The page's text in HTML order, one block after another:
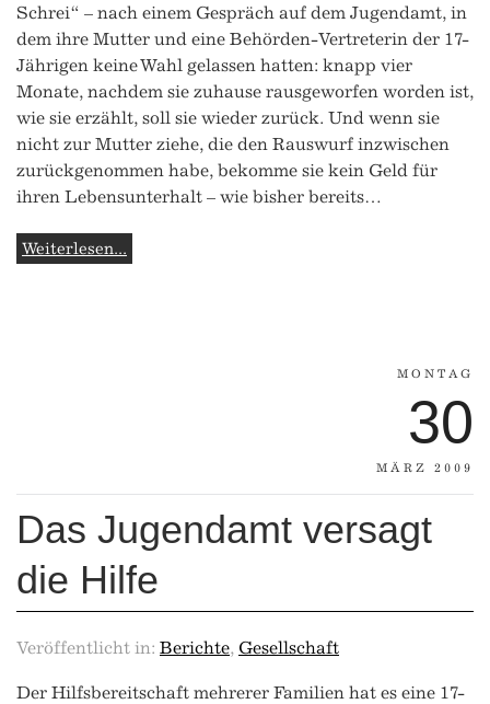
Schrei“ – nach einem Gespräch auf dem Jugendamt, in
dem ihre Mutter und eine Behörden-Vertreterin der 17-
Jährigen keine Wahl gelassen hatten: knapp vier
Monate, nachdem sie zuhause rausgeworfen worden ist,
wie sie erzählt, soll sie wieder zurück. Und wenn sie
nicht zur Mutter ziehe, die den Rauswurf inzwischen
zurückgenommen habe, bekomme sie kein Geld für
ihren Lebensunterhalt – wie bisher bereits…
Weiterlesen...
MONTAG
30
MÄRZ 2009
Das Jugendamt versagt
die Hilfe
Veröffentlicht in: Berichte, Gesellschaft
Der Hilfsbereitschaft mehrerer Familien hat es eine 17-